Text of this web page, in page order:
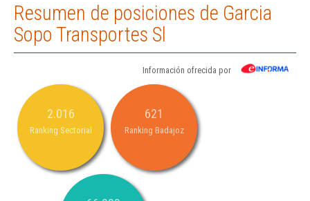
Resumen de posiciones de Garcia
Sopo Transportes Sl
Información ofrecida por
2.016
Ranking Sectorial
621
Ranking Badajoz